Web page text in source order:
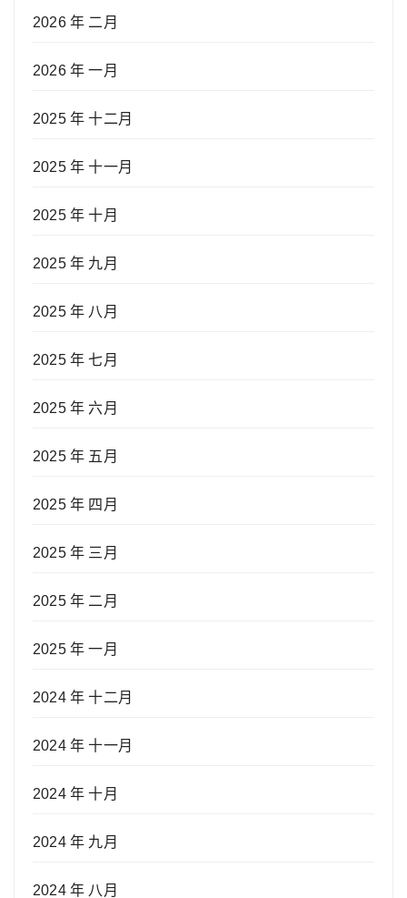
2026 年 二月
2026 年 一月
2025 年 十二月
2025 年 十一月
2025 年 十月
2025 年 九月
2025 年 八月
2025 年 七月
2025 年 六月
2025 年 五月
2025 年 四月
2025 年 三月
2025 年 二月
2025 年 一月
2024 年 十二月
2024 年 十一月
2024 年 十月
2024 年 九月
2024 年 八月